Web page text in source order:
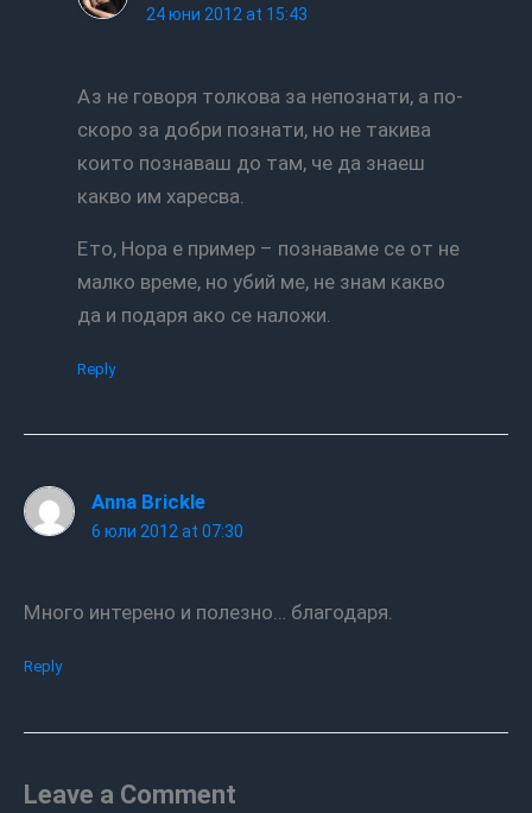
24 юни 2012 at 15:43
Аз не говоря толкова за непознати, а по-
скоро за добри познати, но не такива
които познаваш до там, че да знаеш
какво им харесва.
Ето, Нора е пример – познаваме се от не
малко време, но убий ме, не знам какво
да и подаря ако се наложи.
Reply
Anna Brickle
6 юли 2012 at 07:30
Много интерено и полезно… благодаря.
Reply
Leave a Comment